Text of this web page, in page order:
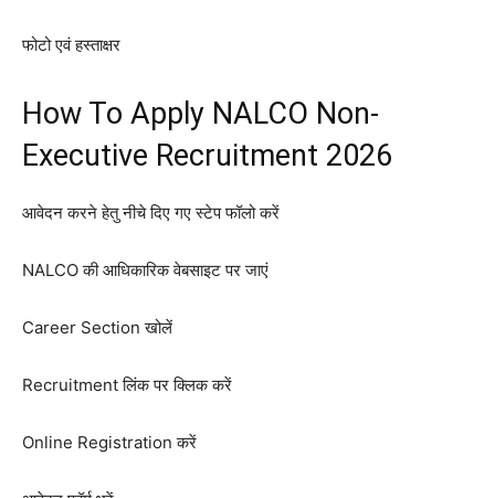
फोटो एवं हस्ताक्षर
How To Apply NALCO Non-
Executive Recruitment 2026
आवेदन करने हेतु नीचे दिए गए स्टेप फॉलो करें
NALCO की आधिकारिक वेबसाइट पर जाएं
Career Section खोलें
Recruitment लिंक पर क्लिक करें
Online Registration करें